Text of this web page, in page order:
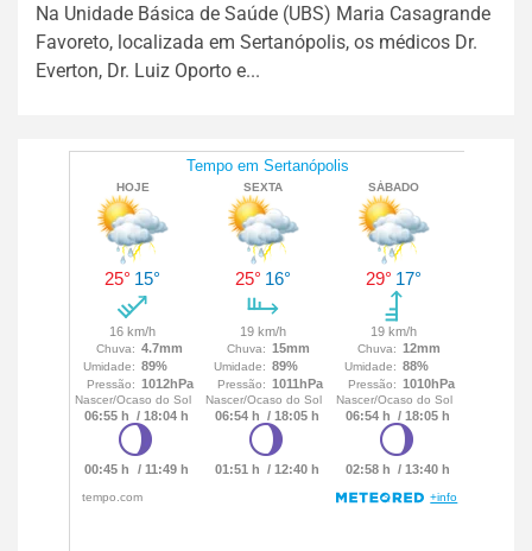
Na Unidade Básica de Saúde (UBS) Maria Casagrande
Favoreto, localizada em Sertanópolis, os médicos Dr.
Everton, Dr. Luiz Oporto e...